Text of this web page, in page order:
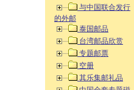
与中国联合发行
的外邮
泰国邮品
台湾邮品欣赏
专题邮票
空册
其乐集邮礼品